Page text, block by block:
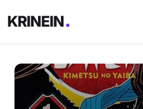
KRINEIN